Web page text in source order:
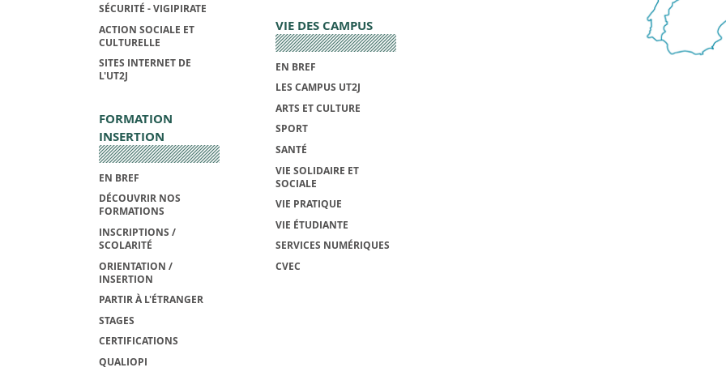
SÉCURITÉ - VIGIPIRATE
ACTION SOCIALE ET
CULTURELLE
SITES INTERNET DE
L'UT2J
FORMATION
INSERTION
EN BREF
DÉCOUVRIR NOS
FORMATIONS
INSCRIPTIONS /
SCOLARITÉ
ORIENTATION /
INSERTION
PARTIR À L'ÉTRANGER
STAGES
CERTIFICATIONS
QUALIOPI
VIE DES CAMPUS
EN BREF
LES CAMPUS UT2J
ARTS ET CULTURE
SPORT
SANTÉ
VIE SOLIDAIRE ET
SOCIALE
VIE PRATIQUE
VIE ÉTUDIANTE
SERVICES NUMÉRIQUES
CVEC